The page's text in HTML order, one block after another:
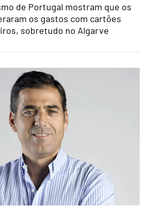
de Portugal mostram que os
os gastos com cartões
sobretudo no Algarve